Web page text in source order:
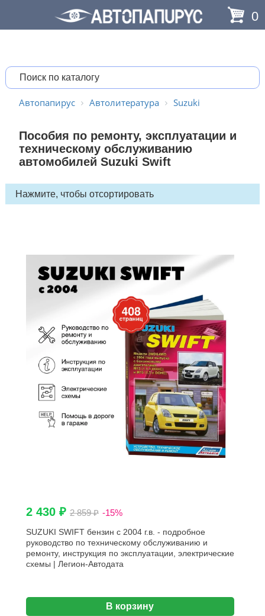
0
Автопапирус Автолитература Suzuki
Пособия по ремонту, эксплуатации и
техническому обслуживанию
автомобилей Suzuki Swift
2 430 ₽ 2 859 ₽ -15%
SUZUKI SWIFT бензин с 2004 г.в. - подробное
руководство по техническому обслуживанию и
ремонту, инструкция по эксплуатации, электрические
схемы | Легион-Aвтодата
В корзину